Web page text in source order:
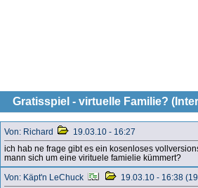
Gratisspiel - virtuelle Familie?
Von: Richard
19.03.10 - 16:27
ich hab ne frage gibt es ein kosenloses
mann sich um eine virituele famielie kümmert?
Von: Käpt'n LeChuck
19.03.10 - 16:38